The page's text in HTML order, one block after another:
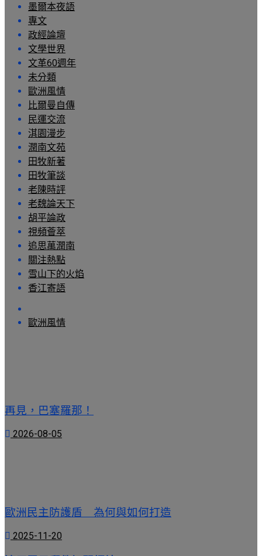
墨爾本夜語
專文
政經論壇
文學世界
文革60週年
未分類
歐洲風情
比爾曼自傳
民運交流
淇園漫步
潤南文苑
田牧新著
田牧筆談
老陳時評
老魏論天下
胡平論政
視頻薈萃
追思萬潤南
關注熱點
雪山下的火焰
香江寄語
歐洲風情
再見，巴塞羅那！
2026-08-05
歐洲民主防護盾 為何與如何打造
2025-11-20